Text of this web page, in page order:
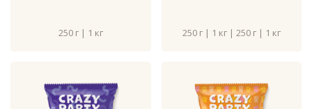
250 г | 1 кг 250 г | 1 кг | 250 г | 1 кг